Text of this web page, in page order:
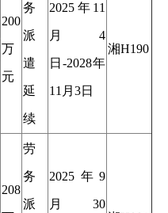
200
万
元
务
派
遣
延
续
2025年11
月4
日-2028年
11月3日
湘H190
208
劳
务
派
2025年9
月30